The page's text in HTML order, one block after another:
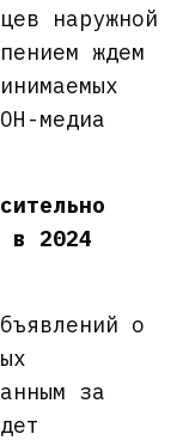
наружной
ждем
медиа
в 2024
о
за